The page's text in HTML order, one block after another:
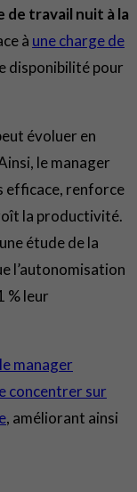
de travail nuit à la
à une charge de
disponibilité pour
évoluer en
le manager
efficace, renforce
la productivité.
étude de la
l’autonomisation
% leur
manager
concentrer sur
, améliorant ainsi